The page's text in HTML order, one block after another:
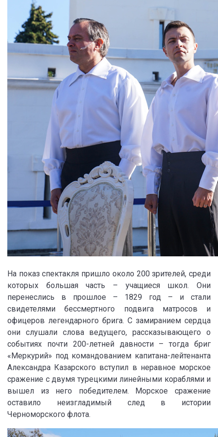
На показ спектакля пришло около 200 зрителей, среди
которых большая часть – учащиеся школ. Они
перенеслись в прошлое – 1829 год – и стали
свидетелями бессмертного подвига матросов и
офицеров легендарного брига. С замиранием сердца
они слушали слова ведущего, рассказывающего о
событиях почти 200-летней давности – тогда бриг
«Меркурий» под командованием капитана-лейтенанта
Александра Казарского вступил в неравное морское
сражение с двумя турецкими линейными кораблями и
вышел из него победителем. Морское сражение
оставило неизгладимый след в истории
Черноморского флота.